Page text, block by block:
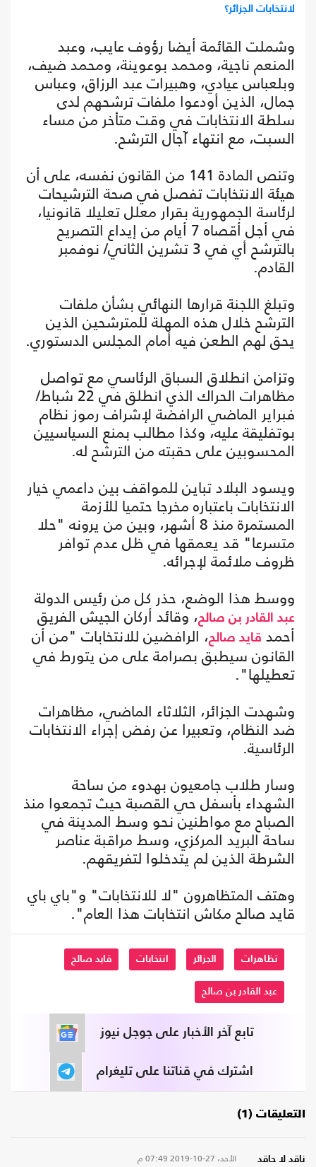
لانتخابات الجزائر؟
وشملت القائمة أيضا رؤوف عايب، وعبد
المنعم ناجية، ومحمد بوعوينة، ومحمد ضيف،
وبلعباس عيادي، وهبيرات عبد الرزاق، وعباس
جمال، الذين أودعوا ملفات ترشحهم لدى
سلطة الانتخابات في وقت متأخر من مساء
السبت، مع انتهاء آجال الترشح.
وتنص المادة 141 من القانون نفسه، على أن
هيئة الانتخابات تفصل في صحة الترشيحات
لرئاسة الجمهورية بقرار معلل تعليلا قانونيا،
في أجل أقصاه 7 أيام من إيداع التصريح
بالترشح أي في 3 تشرين الثاني/ نوفمبر
القادم.
وتبلغ اللجنة قرارها النهائي بشأن ملفات
الترشح خلال هذه المهلة للمترشحين الذين
يحق لهم الطعن فيه أمام المجلس الدستوري.
وتزامن انطلاق السباق الرئاسي مع تواصل
مظاهرات الحراك الذي انطلق في 22 شباط/
فبراير الماضي الرافضة لإشراف رموز نظام
بوتفليقة عليه، وكذا مطالب بمنع السياسيين
المحسوبين على حقبته من الترشح له.
ويسود البلاد تباين للمواقف بين داعمي خيار
الانتخابات باعتباره مخرجا حتميا للأزمة
المستمرة منذ 8 أشهر، وبين من يرونه "حلا
متسرعا" قد يعمقها في ظل عدم توافر
ظروف ملائمة لإجرائه.
ووسط هذا الوضع، حذر كل من رئيس الدولة
عبد القادر بن صالح، وقائد أركان الجيش الفريق
أحمد قايد صالح، الرافضين للانتخابات "من أن
القانون سيطبق بصرامة على من يتورط في
تعطيلها".
وشهدت الجزائر، الثلاثاء الماضي، مظاهرات
ضد النظام، وتعبيرا عن رفض إجراء الانتخابات
الرئاسية.
وسار طلاب جامعيون بهدوء من ساحة
الشهداء بأسفل حي القصبة حيث تجمعوا منذ
الصباح مع مواطنين نحو وسط المدينة في
ساحة البريد المركزي، وسط مراقبة عناصر
الشرطة الذين لم يتدخلوا لتفريقهم.
وهتف المتظاهرون "لا للانتخابات" و"باي باي
قايد صالح مكاش انتخابات هذا العام".
تظاهرات الجزائر انتخابات قايد صالح
عبد القادر بن صالح
تابع آخر الأخبار على جوجل نيوز
اشترك في قناتنا على تليغرام
التعليقات (1)
ناقد لا حاقد الأحد، 27-10-2019 07:49 م